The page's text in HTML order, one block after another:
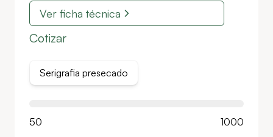
Ver ficha técnica
Cotizar
Serigrafia presecado
50 1000